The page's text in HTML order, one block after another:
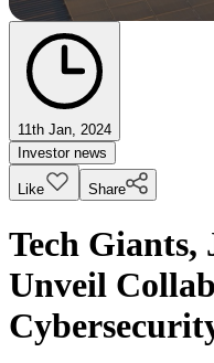
11th Jan, 2024
Investor news
Like Share
Tech Giants,
Unveil